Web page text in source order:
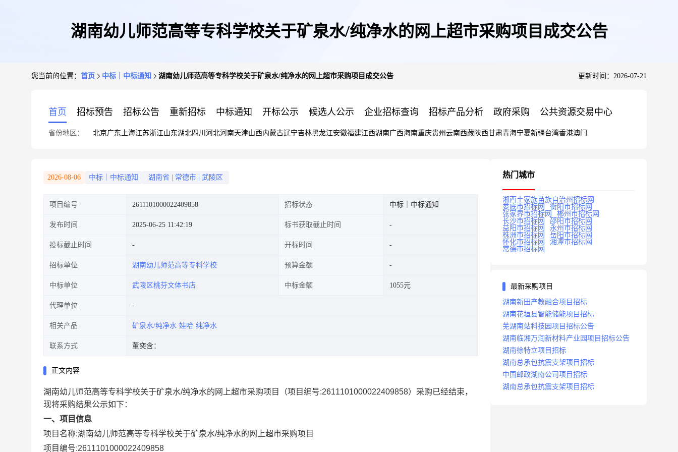
湖南幼儿师范高等专科学校关于矿泉水/纯净水的网上超市采购项目成交公告
您当前的位置： 首页 中标｜中标通知 湖南幼儿师范高等专科学校关于矿泉水/纯净水的网上超市采购项目成交公告 更新时间：2026-07-21
首页 招标预告 招标公告 重新招标 中标通知 开标公示 候选人公示 企业招标查询 招标产品分析 政府采购 公共资源交易中心
省份地区： 北京广东 上海江苏浙江山东湖北四川 河北河南天津山西内蒙古辽宁吉林黑龙江安徽福建江西湖南广西海南重庆贵州 云南西藏陕西甘肃青海宁夏新疆台湾香港澳门
2026-08-06 中标｜中标通知 湖南省 常德市 武陵区
项目编号 2611101000022409858 招标状态 中标｜中标通知
发布时间 2025-06-25 11:42:19 标书获取截止时间
投标截止时间 开标时间
招标单位 湖南幼儿师范高等专科学校 预算金额
中标单位 武陵区桃芬文体书店 中标金额 1055元
代理单位
相关产品 矿泉水/纯净水 娃哈 纯净水
联系方式 董奕含：
正文内容
湖南幼儿师范高等专科学校关于矿泉水/纯净水的网上超市采购项目 （项目编号:2611101000022409858）采购已经结束，
现将采购结果公示如下：
一、项目信息
项目名称:湖南幼儿师范高等专科学校关于矿泉水/纯净水的网上超市采购项目
项目编号:2611101000022409858
热门城市
湘西土家族苗族自治州招标网
娄底市招标网
衡阳市招标网
张家界市招标网
郴州市招标网
长沙市招标网
邵阳市招标网
益阳市招标网
永州市招标网
株洲市招标网
岳阳市招标网
怀化市招标网
湘潭市招标网
常德市招标网
最新采购项目
湖南新田产教融合项目招标
湖南花垣县智能储能项目招标
芜湖南站科技园项目招标公告
湖南临湘万润新材料产业园项目招标公告
湖南徐特立项目招标
湖南总承包抗震支架项目招标
中国邮政湖南公司项目招标
湖南总承包抗震支架项目招标